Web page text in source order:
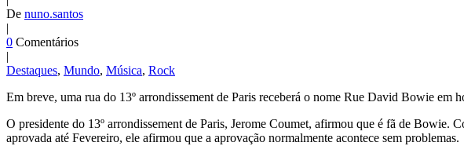
De nuno.santos
|
0 Comentários
|
Destaques, Mundo, Música, Rock
Em breve, uma rua do 13º arrondissement de Paris receberá o nome Rue David Bowie em
O presidente do 13º arrondissement de Paris, Jerome Coumet, afirmou que é fã de Bowie.
aprovada até Fevereiro, ele afirmou que a aprovação normalmente acontece sem problemas.